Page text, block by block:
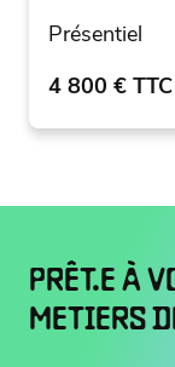
Présentiel
4 800 € TTC
PRÊT.E À
METIERS